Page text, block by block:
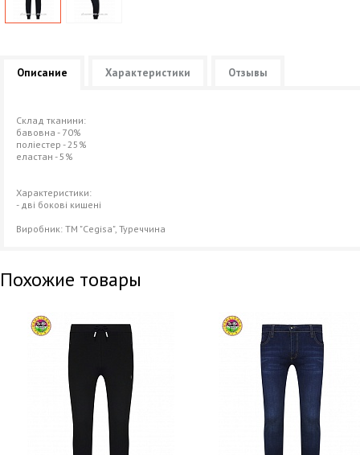
Описание Характеристики Отзывы
Склад тканини:
бавовна - 70%
поліестер - 25%
еластан - 5%
Характеристики:
- дві бокові кишені
Виробник: ТМ "Cegisa", Туреччина
Похожие товары